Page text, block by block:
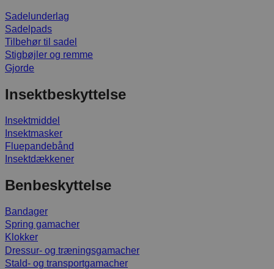
Sadelunderlag
Sadelpads
Tilbehør til sadel
Stigbøjler og remme
Gjorde
Insektbeskyttelse
Insektmiddel
Insektmasker
Fluepandebånd
Insektdækkener
Benbeskyttelse
Bandager
Spring gamacher
Klokker
Dressur- og træningsgamacher
Stald- og transportgamacher